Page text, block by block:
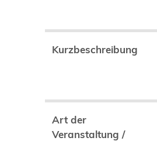
Kurzbeschreibung
Art der
Veranstaltung /